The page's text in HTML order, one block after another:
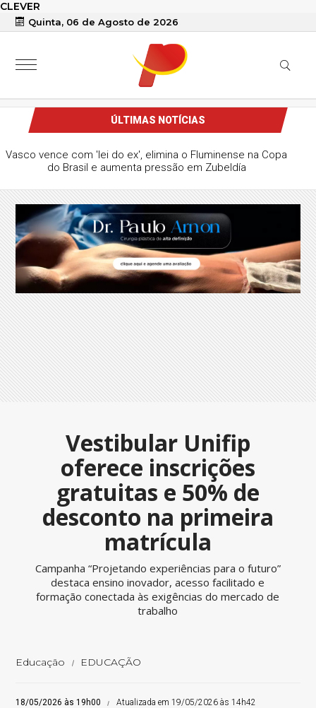
CLEVER
Quinta, 06 de Agosto de 2026
ÚLTIMAS NOTÍCIAS
Vasco vence com 'lei do ex', elimina o Fluminense na Copa
do Brasil e aumenta pressão em Zubeldía
Vestibular Unifip
oferece inscrições
gratuitas e 50% de
desconto na primeira
matrícula
Campanha “Projetando experiências para o futuro”
destaca ensino inovador, acesso facilitado e
formação conectada às exigências do mercado de
trabalho
Educação EDUCAÇÃO
18/05/2026 às 19h00
Atualizada em 19/05/2026 às 14h42